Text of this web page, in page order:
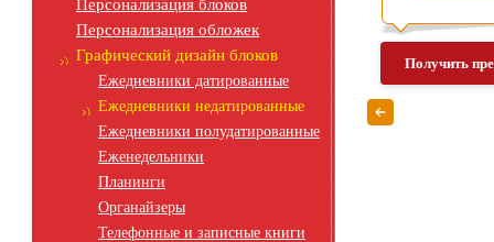
Персонализация блоков
Персонализация обложек
Графический дизайн блоков
Ежедневники датированные
Ежедневники недатированные
Ежедневники полудатированные
Еженедельники
Планинги
Органайзеры
Телефонные и записные книги
Получить